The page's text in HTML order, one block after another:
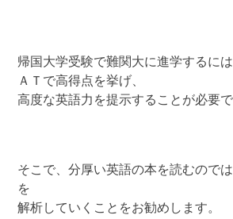
帰国大学受験で難関大に進学するに
ＡＴで高得点を挙げ、
高度な英語力を提示することが必要で
そこで、分厚い英語の本を読むので
を
解析していくことをお勧めします。